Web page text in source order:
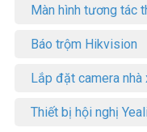
Màn hình tương tác
Báo trộm Hikvision
Lắp đặt camera nhà
Thiết bị hội nghị